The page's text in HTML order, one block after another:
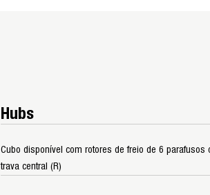
Hubs
Cubo disponível com rotores de freio de 6 parafusos
trava central (R)